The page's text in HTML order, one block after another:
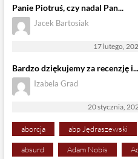
Panie Piotruś, czy nadal Pan...
Jacek Bartosiak
17 lutego,
Bardzo dziękujemy za recenzję i...
Izabela Grad
20 stycznia,
aborcja abp Jędraszewski
absurd Adam Nobis